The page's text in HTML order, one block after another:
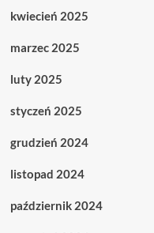
kwiecień 2025
marzec 2025
luty 2025
styczeń 2025
grudzień 2024
listopad 2024
październik 2024